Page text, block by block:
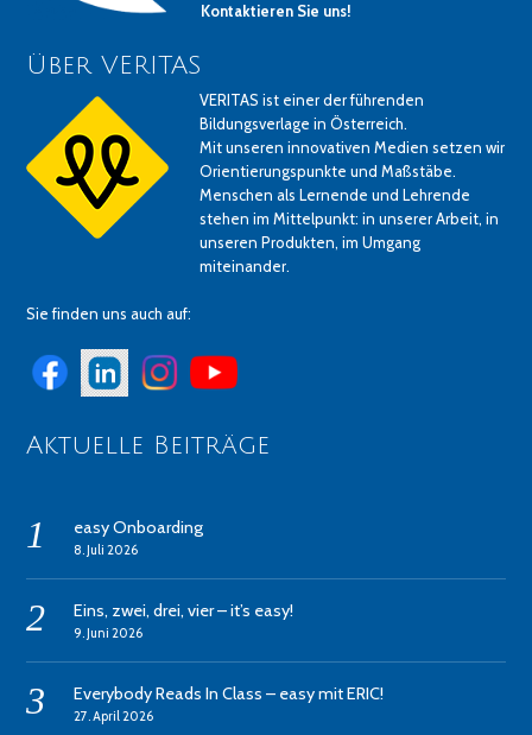
Kontaktieren Sie uns!
Über VERITAS
VERITAS ist einer der führenden
Bildungsverlage in Österreich.
Mit unseren innovativen Medien setzen wir
Orientierungspunkte und Maßstäbe.
Menschen als Lernende und Lehrende
stehen im Mittelpunkt: in unserer Arbeit, in
unseren Produkten, im Umgang
miteinander.
Sie finden uns auch auf:
Aktuelle Beiträge
easy Onboarding
8. Juli 2026
Eins, zwei, drei, vier – it’s easy!
9. Juni 2026
Everybody Reads In Class – easy mit ERIC!
27. April 2026